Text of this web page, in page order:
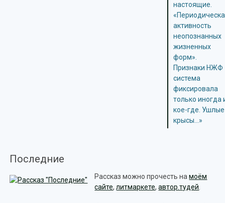
настоящие.
активность
неопознанных
жизненных
форм».
Признаки НЖФ
система
фиксировала
только иногда
кое-где. Ушлые
крысы…»
Последние
Рассказ можно прочесть намоём
сайте,литмаркете,автор.тудей